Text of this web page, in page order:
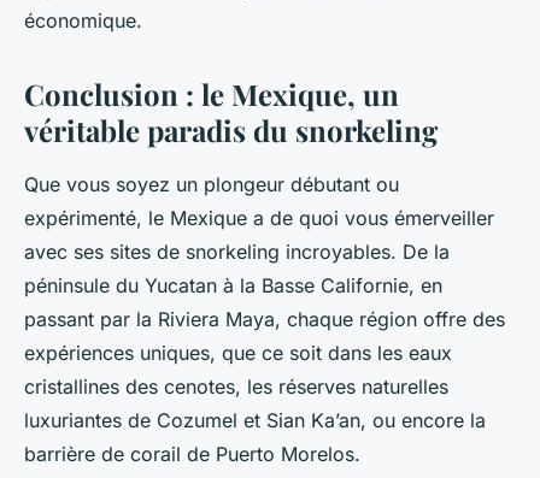
économique.
Conclusion : le Mexique, un
véritable paradis du snorkeling
Que vous soyez un plongeur débutant ou
expérimenté, le Mexique a de quoi vous émerveiller
avec ses sites de snorkeling incroyables. De la
péninsule du Yucatan à la Basse Californie, en
passant par la Riviera Maya, chaque région offre des
expériences uniques, que ce soit dans les eaux
cristallines des cenotes, les réserves naturelles
luxuriantes de Cozumel et Sian Ka’an, ou encore la
barrière de corail de Puerto Morelos.